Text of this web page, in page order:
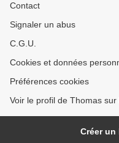
Contact
Signaler un abus
C.G.U.
Cookies et données
Préférences cookies
Voir le profil de Thomas
Créer